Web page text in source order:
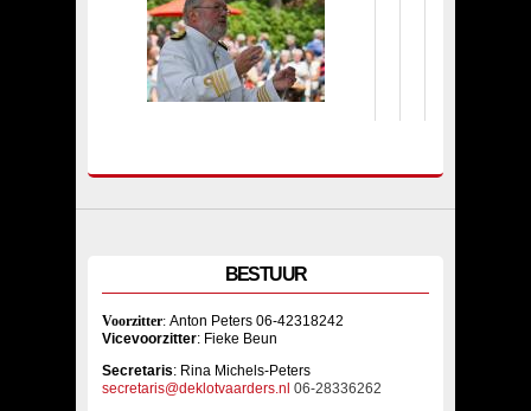
BESTUUR
Voorzitter: Anton Peters 06-42318242
Vicevoorzitter: Fieke Beun
Secretaris: Rina Michels-Peters
secretaris@deklotvaarders.nl 06-28336262